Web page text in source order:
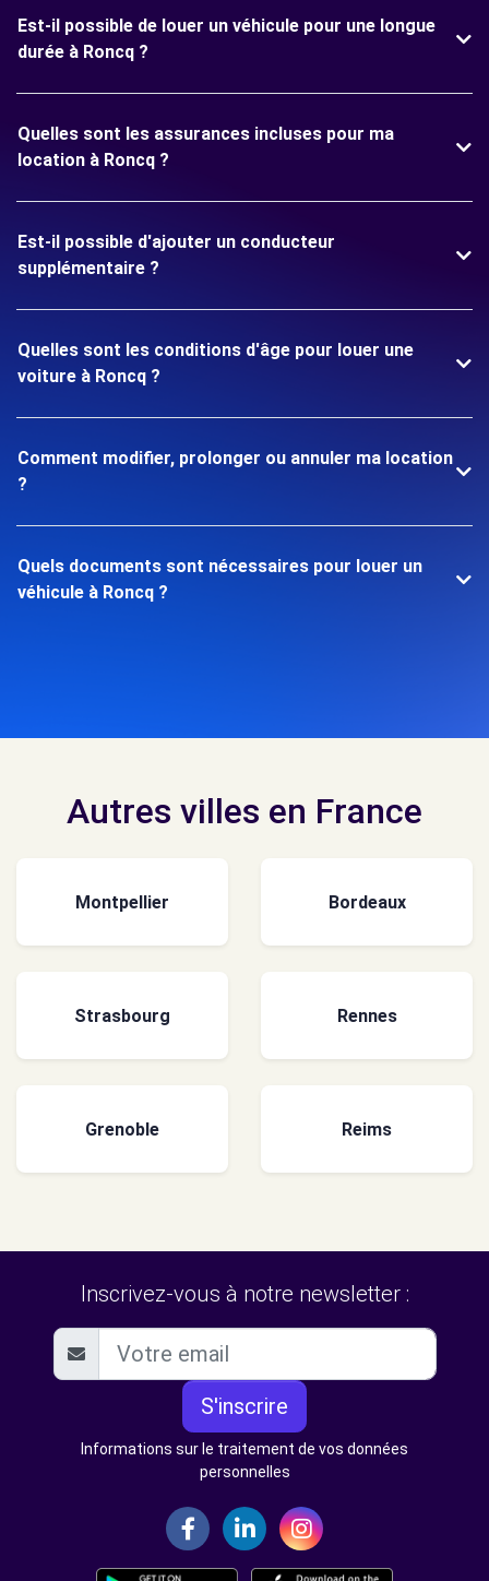
Est-il possible de louer un véhicule pour une longue
durée à Roncq ?
Quelles sont les assurances incluses pour ma
location à Roncq ?
Est-il possible d'ajouter un conducteur
supplémentaire ?
Quelles sont les conditions d'âge pour louer une
voiture à Roncq ?
Comment modifier, prolonger ou annuler ma location
?
Quels documents sont nécessaires pour louer un
véhicule à Roncq ?
Autres villes en France
Montpellier Bordeaux
Strasbourg Rennes
Grenoble Reims
Inscrivez-vous à notre newsletter :
S'inscrire
Informations sur le traitement de vos données
personnelles